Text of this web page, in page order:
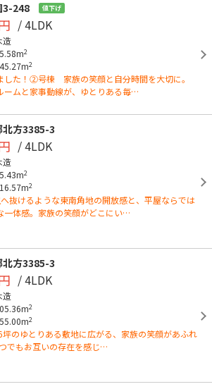
3-248 値下げ
/ 4LDK
造
2
2
した！②号棟 家族の笑顔と自分時間を大切に。
ームと家事動線が、ゆとりある毎…
北方3385-3
/ 4LDK
造
2
2
抜けるような東南角地の開放感と、平屋ならでは
一体感。家族の笑顔がどこにい…
北方3385-3
/ 4LDK
造
2
2
のゆとりある敷地に広がる、家族の笑顔があふれ
でもお互いの存在を感じ…